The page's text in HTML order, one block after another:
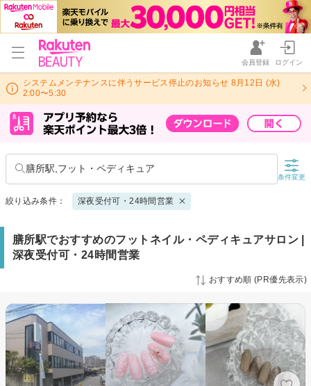
会員登録 ログイン
システムメンテナンスに伴うサービス停止のお知らせ 8月12日 (水)
2:00〜5:30
膳所駅,フット・ペディキュア
条件変更
絞り込み条件： 深夜受付可・24時間営業
膳所駅でおすすめのフットネイル・ペディキュアサロン |
深夜受付可・24時間営業
おすすめ順 (PR優先表示)